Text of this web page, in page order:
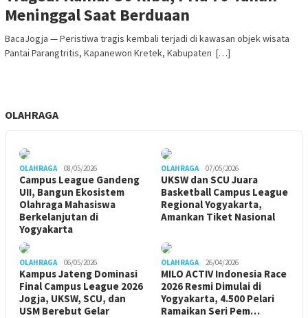
Meninggal Saat Berduaan
BacaJogja — Peristiwa tragis kembali terjadi di kawasan objek wisata
Pantai Parangtritis, Kapanewon Kretek, Kabupaten […]
OLAHRAGA
OLAHRAGA 08/05/2026
Campus League Gandeng
UII, Bangun Ekosistem
Olahraga Mahasiswa
Berkelanjutan di
Yogyakarta
OLAHRAGA 07/05/2026
UKSW dan SCU Juara
Basketball Campus League
Regional Yogyakarta,
Amankan Tiket Nasional
OLAHRAGA 06/05/2026
Kampus Jateng Dominasi
Final Campus League 2026
Jogja, UKSW, SCU, dan
USM Berebut Gelar
OLAHRAGA 26/04/2026
MILO ACTIV Indonesia Race
2026 Resmi Dimulai di
Yogyakarta, 4.500 Pelari
Ramaikan Seri Pem…